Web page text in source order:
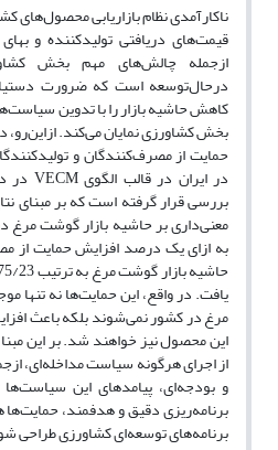
ناکارآمدی نظام بازاریابی محصول‌های
قیمت‌های دریافتی تولیدکننده و
ازجمله چالش‌های مهم بخش
درحال‌توسعه است که ضرورت
کاهش حاشیه بازار را با تدوین
بخش کشاورزی نمایان می‌کند.
حمایت از مصرف‌کنندگان و
بررسی قرار گرفته است که بر مبنای
معنی‌داری بر حاشیه بازار گوشت مرغ
به ازای یک درصد افزایش حمایت از
یافت. در واقع، این حمایت‌ها نه
مرغ در کشور نمی‌شوند بلکه باعث
این محصول نیز خواهند شد. بر این
از اجرای هرگونه سیاست مداخله‌ای،
و بودجه‌ای، پیامدهای این سیاست‌ها
برنامه‌ریزی دقیق‌ و هدفمند،
برنامه‌های توسعه‌ای کشاورزی طراحی